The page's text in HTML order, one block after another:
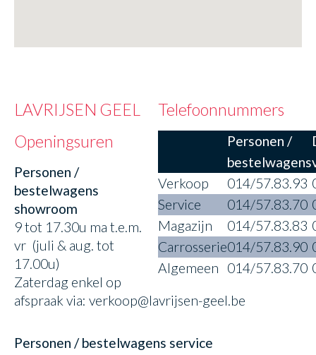
Telefoonnummers
Personen /
bestelwagens
Verkoop
014/57.83.93
Service
014/57.83.70
Magazijn
014/57.83.83
Carrosserie014/57.83.90
Algemeen
014/57.83.70
LAVRIJSEN GEEL
Openingsuren
Personen /
bestelwagens
showroom
9 tot 17.30u ma t.e.m.
vr (juli & aug. tot
17.00u)
Zaterdag enkel op
afspraak via: verkoop@lavrijsen-geel.be
Personen / bestelwagens service